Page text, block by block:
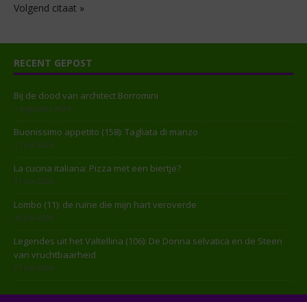
Volgend citaat »
RECENT GEPOST
Bij de dood van architect Borromini
1 augustus 2026
Buonissimo appetito (158): Tagliata di manzo
31 juli 2026
La cucina italiana: Pizza met een biertje?
31 juli 2026
Lombo (11): de ruïne die mijn hart veroverde
30 juli 2026
Legendes uit het Valtellina (106): De Donna selvatica en de Steen
van vruchtbaarheid
27 juli 2026